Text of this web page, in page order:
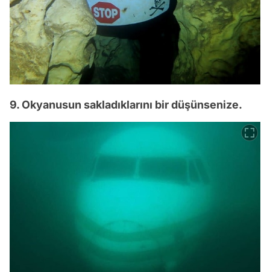
9. Okyanusun sakladıklarını bir düşünsenize.